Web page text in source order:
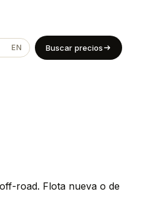
EN Buscar precios
road. Flota nueva o de